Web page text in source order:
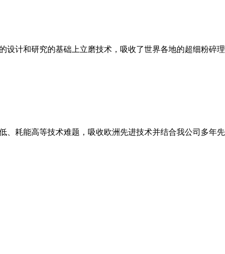
设计和研究的基础上立磨技术，吸收了世界各地的超细粉碎
、耗能高等技术难题，吸收欧洲先进技术并结合我公司多年